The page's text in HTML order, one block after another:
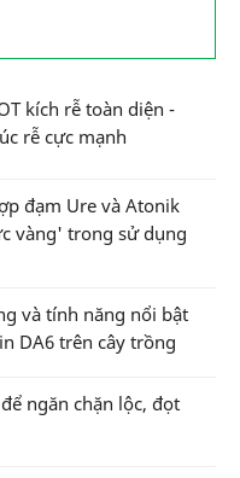
kích rễ toàn diện -
rễ cực mạnh
đạm Ure và Atonik
vàng' trong sử dụng
và tính năng nổi bật
DA6 trên cây trồng
ngăn chặn lộc, đọt